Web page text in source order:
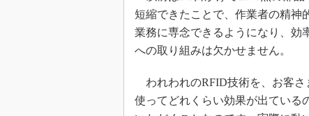
短縮できたことで、作業者の精神
業務に専念できるようになり、効
への取り組みは欠かせません。
われわれのRFID技術を、お客さ
使ってどれくらい効果が出ている